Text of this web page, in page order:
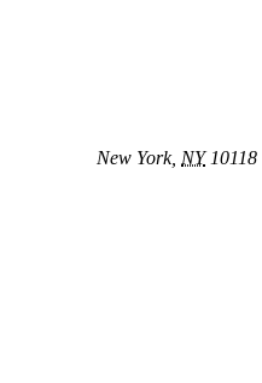
New York, NY 10118